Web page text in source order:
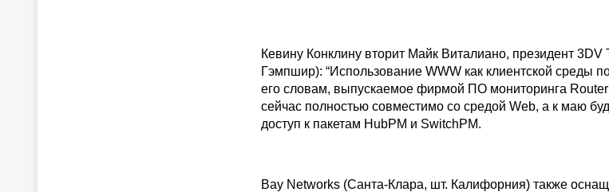
Кевину Конклину вторит Майк Виталиано, президент
Гэмпшир): “Использование WWW как клиентской среды
его словам, выпускаемое фирмой ПО мониторинга
сейчас полностью совместимо со средой Web, а к маю
доступ к пакетам HubPM и SwitchPM.
Bay Networks (Санта-Клара, шт. Калифорния) также